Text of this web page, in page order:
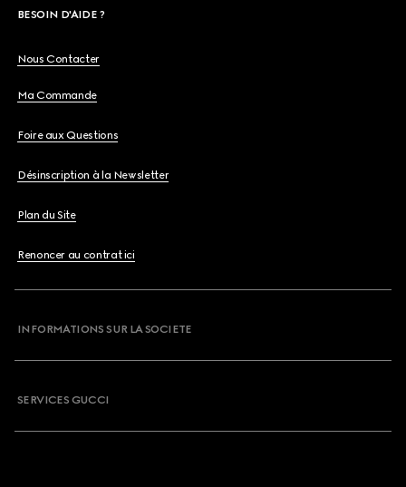
BESOIN D'AIDE ?
Nous Contacter
Ma Commande
Foire aux Questions
Désinscription à la Newsletter
Plan du Site
Renoncer au contrat ici
INFORMATIONS SUR LA SOCIETE
SERVICES GUCCI